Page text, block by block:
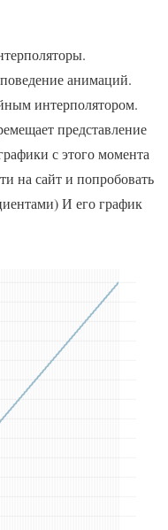
анимаций.
интерполятором.
представление
с этого момента
на сайт и попробовать
И его график